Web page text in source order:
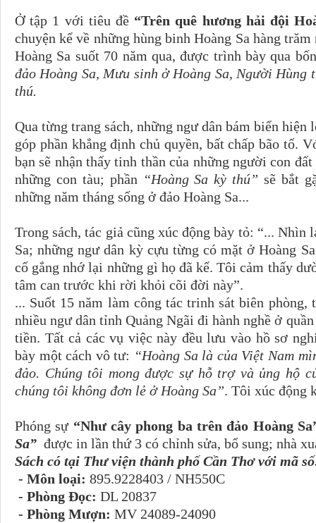
Ở tập 1 với tiêu đề “Trên quê hương hải đội
chuyện kể về những hùng binh Hoàng Sa hàng
Hoàng Sa suốt 70 năm qua, được trình bày qua
đảo Hoàng Sa, Mưu sinh ở Hoàng Sa, Người Hùng
thú.
Qua từng trang sách, những ngư dân bám biển hiện
góp phần khẳng định chủ quyền, bất chấp bão tố.
bạn sẽ nhận thấy tinh thần của những người con
những con tàu; phần “Hoàng Sa kỳ thú” sẽ bắt
những năm tháng sống ở đảo Hoàng Sa...
Trong sách, tác giả cũng xúc động bày tỏ: “...
Sa; những ngư dân kỳ cựu từng có mặt ở Hoàng
cố gắng nhớ lại những gì họ đã kể. Tôi cảm thấy
tâm can trước khi rời khỏi cõi đời này”.
... Suốt 15 năm làm công tác trinh sát biên
nhiều ngư dân tỉnh Quảng Ngãi đi hành nghề ở
tiền. Tất cả các vụ việc này đều lưu vào hồ sơ
bày một cách vô tư: “Hoàng Sa là của Việt Nam
đảo. Chúng tôi mong được sự hỗ trợ và ủng hộ
chúng tôi không đơn lẻ ở Hoàng Sa”. Tôi xúc động
Phóng sự“Như cây phong ba trên đảo Hoàng
Sa” được in lần thứ 3 có chỉnh sửa, bổ sung; nhà
Sách có tại Thư viện thành phố Cần Thơ với mã
- Môn loại: 895.9228403 / NH550C
- Phòng Đọc: DL 20837
- Phòng Mượn: MV 24089-24090